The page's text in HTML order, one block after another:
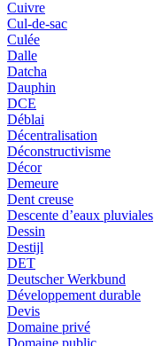
Cuivre
Cul-de-sac
Culée
Dalle
Datcha
Dauphin
DCE
Déblai
Décentralisation
Déconstructivisme
Décor
Demeure
Dent creuse
Descente d’eaux pluviales
Dessin
Destijl
DET
Deutscher Werkbund
Développement durable
Devis
Domaine privé